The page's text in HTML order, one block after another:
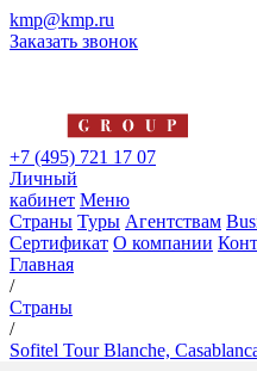
kmp@kmp.ru
Заказать звонок
+7 (495) 721 17 07
Личный
кабинет Меню
Страны Туры Агентствам
Сертификат О компании
Главная
/
Страны
/
Sofitel Tour Blanche,